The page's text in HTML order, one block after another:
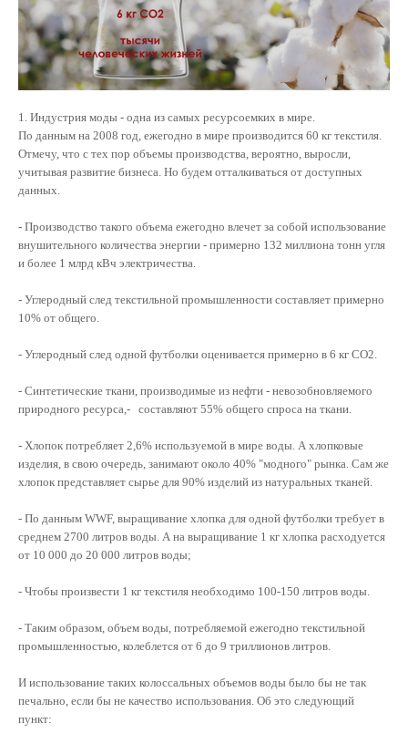
1. Индустрия моды - одна из самых ресурсоемких в мире.
По данным на 2008 год, ежегодно в мире производится 60 кг текстиля.
Отмечу, что с тех пор объемы производства, вероятно, выросли,
учитывая развитие бизнеса. Но будем отталкиваться от доступных
данных.
- Производство такого объема ежегодно влечет за собой использование
внушительного количества энергии - примерно 132 миллиона тонн угля
и более 1 млрд кВч электричества.
- Углеродный след текстильной промышленности составляет примерно
10% от общего.
- Углеродный след одной футболки оценивается примерно в 6 кг CO2.
- Синтетические ткани, производимые из нефти - невозобновляемого
природного ресурса,- составляют 55% общего спроса на ткани.
- Хлопок потребляет 2,6% используемой в мире воды. А хлопковые
изделия, в свою очередь, занимают около 40% "модного" рынка. Сам же
хлопок представляет сырье для 90% изделий из натуральных тканей.
- По данным WWF, выращивание хлопка для одной футболки требует в
среднем 2700 литров воды. А на выращивание 1 кг хлопка расходуется
от 10 000 до 20 000 литров воды;
- Чтобы произвести 1 кг текстиля необходимо 100-150 литров воды.
- Таким образом, объем воды, потребляемой ежегодно текстильной
промышленностью, колеблется от 6 до 9 триллионов литров.
И использование таких колоссальных объемов воды было бы не так
печально, если бы не качество использования. Об это следующий
пункт: